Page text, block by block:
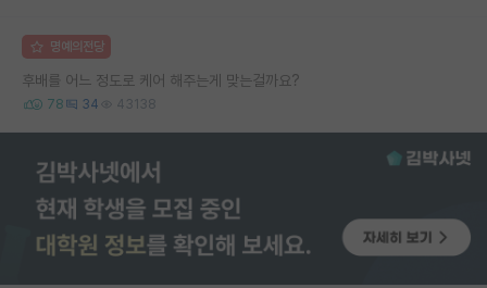
명예의전당
후배를 어느 정도로 케어 해주는게 맞는걸까요?
78 34 43138